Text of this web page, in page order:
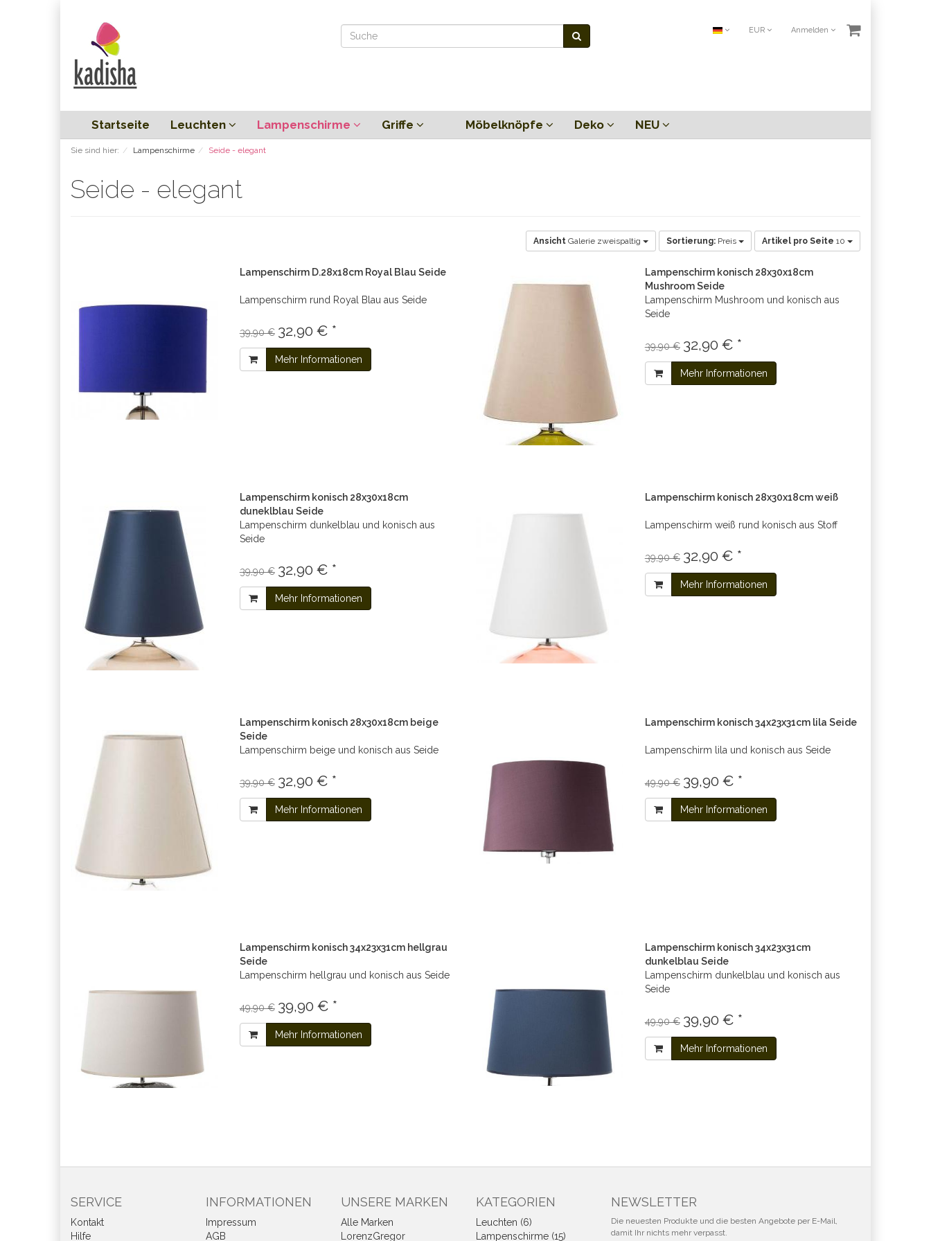
EUR Anmelden
Startseite Leuchten Lampenschirme Griffe Möbelknöpfe Deko NEU
Sie sind hier: Lampenschirme Seide - elegant
Seide - elegant
Ansicht Galerie zweispaltig Sortierung: Preis Artikel pro Seite 10
Lampenschirm D.28x18cm Royal Blau Seide
Lampenschirm rund Royal Blau aus Seide
39,90 € 32,90 € *
Mehr Informationen
Lampenschirm konisch 28x30x18cm
Mushroom Seide
Lampenschirm Mushroom und konisch aus
Seide
39,90 € 32,90 € *
Mehr Informationen
Lampenschirm konisch 28x30x18cm
duneklblau Seide
Lampenschirm dunkelblau und konisch aus
Seide
39,90 € 32,90 € *
Mehr Informationen
Lampenschirm konisch 28x30x18cm weiß
Lampenschirm weiß rund konisch aus Stoff
39,90 € 32,90 € *
Mehr Informationen
Lampenschirm konisch 28x30x18cm beige
Seide
Lampenschirm beige und konisch aus Seide
39,90 € 32,90 € *
Mehr Informationen
Lampenschirm konisch 34x23x31cm lila Seide
Lampenschirm lila und konisch aus Seide
49,90 € 39,90 € *
Mehr Informationen
Lampenschirm konisch 34x23x31cm hellgrau
Seide
Lampenschirm hellgrau und konisch aus Seide
49,90 € 39,90 € *
Mehr Informationen
Lampenschirm konisch 34x23x31cm
dunkelblau Seide
Lampenschirm dunkelblau und konisch aus
Seide
49,90 € 39,90 € *
Mehr Informationen
SERVICE
Kontakt
Hilfe
INFORMATIONEN
Impressum
AGB
UNSERE MARKEN
Alle Marken
LorenzGregor
KATEGORIEN
Leuchten (6)
Lampenschirme (15)
NEWSLETTER
Die neuesten Produkte und die besten Angebote per E-Mail,
damit Ihr nichts mehr verpasst.